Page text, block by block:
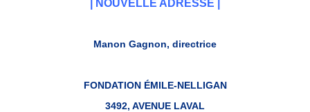
| NOUVELLE ADRESSE |
Manon Gagnon, directrice
FONDATION ÉMILE-NELLIGAN
3492, AVENUE LAVAL